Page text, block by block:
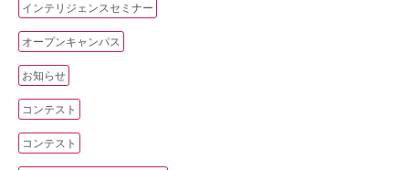
インテリジェンスセミナー
オープンキャンパス
お知らせ
コンテスト
コンテスト